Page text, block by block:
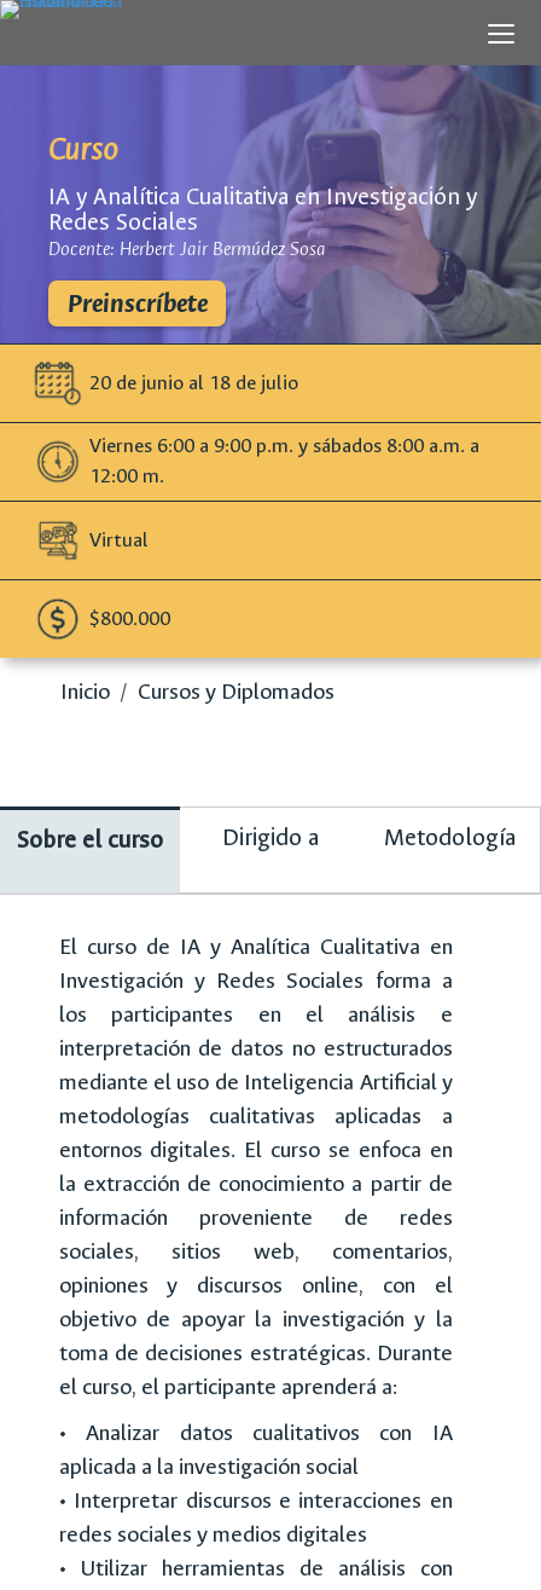
Curso
IA y Analítica Cualitativa en Investigación y
Redes Sociales
Docente: Herbert Jair Bermúdez Sosa
Preinscríbete
20 de junio al 18 de julio
Viernes 6:00 a 9:00 p.m. y sábados 8:00 a.m. a
12:00 m.
Virtual
$800.000
Inicio / Cursos y Diplomados
Sobre el curso Dirigido a Metodología
El curso de IA y Analítica Cualitativa en
Investigación y Redes Sociales forma a
los participantes en el análisis e
interpretación de datos no estructurados
mediante el uso de Inteligencia Artificial y
metodologías cualitativas aplicadas a
entornos digitales. El curso se enfoca en
la extracción de conocimiento a partir de
información proveniente de redes
sociales, sitios web, comentarios,
opiniones y discursos online, con el
objetivo de apoyar la investigación y la
toma de decisiones estratégicas. Durante
el curso, el participante aprenderá a:
• Analizar datos cualitativos con IA
aplicada a la investigación social
• Interpretar discursos e interacciones en
redes sociales y medios digitales
• Utilizar herramientas de análisis con